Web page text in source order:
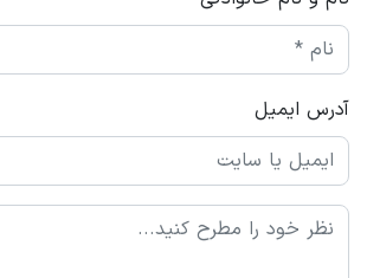
آدرس ایمیل